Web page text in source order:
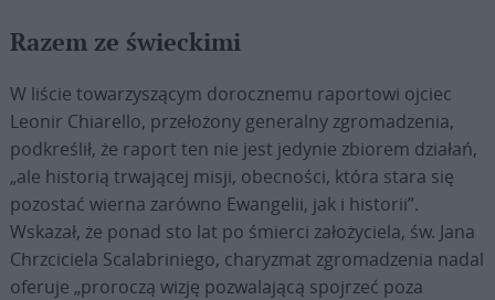
Razem ze świeckimi
W liście towarzyszącym dorocznemu raportowi ojciec
Leonir Chiarello, przełożony generalny zgromadzenia,
podkreślił, że raport ten nie jest jedynie zbiorem działań,
„ale historią trwającej misji, obecności, która stara się
pozostać wierna zarówno Ewangelii, jak i historii”.
Wskazał, że ponad sto lat po śmierci założyciela, św. Jana
Chrzciciela Scalabriniego, charyzmat zgromadzenia nadal
oferuje „proroczą wizję pozwalającą spojrzeć poza